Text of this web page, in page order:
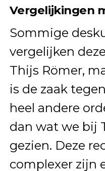
Vergelijkingen
Sommige
vergelijken
Thijs Römer,
is de zaak
heel andere
dan wat we bij
gezien. Deze
complexer zijn